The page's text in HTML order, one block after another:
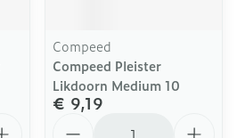
Compeed
Compeed Pleister
Likdoorn Medium 10
€ 9,19